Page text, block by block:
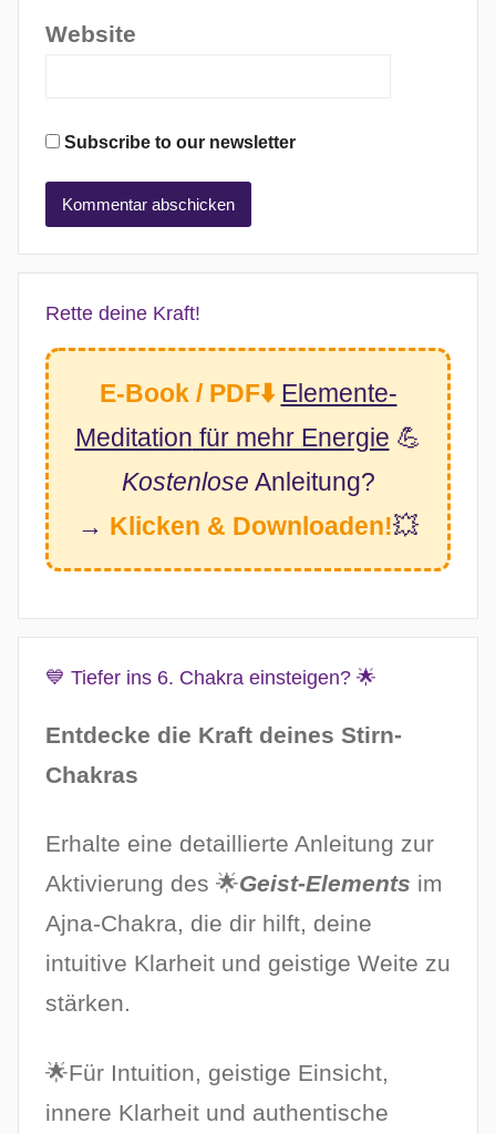
Website
Subscribe to our newsletter
Rette deine Kraft!
E-Book / PDF⬇️ Elemente-
Meditation für mehr Energie 💪
Kostenlose Anleitung?
→ Klicken & Downloaden!💥
💙 Tiefer ins 6. Chakra einsteigen? 🌟
Entdecke die Kraft deines Stirn-
Chakras
Erhalte eine detaillierte Anleitung zur
Aktivierung des 🌟Geist-Elements im
Ajna-Chakra, die dir hilft, deine
intuitive Klarheit und geistige Weite zu
stärken.
🌟Für Intuition, geistige Einsicht,
innere Klarheit und authentische